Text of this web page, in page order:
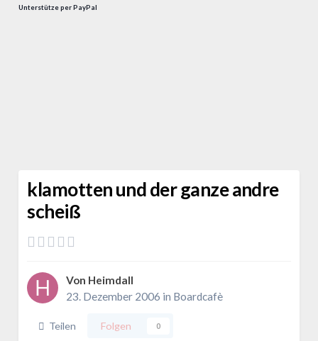
Unterstütze per PayPal
klamotten und der ganze andre
scheiß
Von Heimdall
23. Dezember 2006 in Boardcafè
Teilen Folgen 0